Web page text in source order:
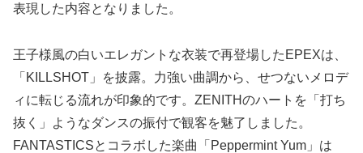
表現した内容となりました。
王子様風の白いエレガントな衣装で再登場したEPEXは、
「KILLSHOT」を披露。力強い曲調から、せつないメロデ
ィに転じる流れが印象的です。ZENITHのハートを「打ち
抜く」ようなダンスの振付で観客を魅了しました。
FANTASTICSとコラボした楽曲「Peppermint Yum」は